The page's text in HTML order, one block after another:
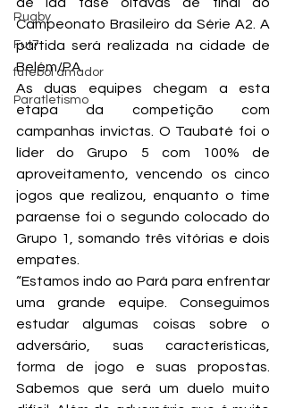
Rugby
Fut7
futebol amador
Paratletismo
Campeonato Brasileiro da Série A2. A
partida será realizada na cidade de
Belém/PA.
As duas equipes chegam a esta
etapa da competição com
campanhas invictas. O Taubaté foi o
líder do Grupo 5 com 100% de
aproveitamento, vencendo os cinco
jogos que realizou, enquanto o time
paraense foi o segundo colocado do
Grupo 1, somando três vitórias e dois
empates.
“Estamos indo ao Pará para enfrentar
uma grande equipe. Conseguimos
estudar algumas coisas sobre o
adversário, suas características,
forma de jogo e suas propostas.
Sabemos que será um duelo muito